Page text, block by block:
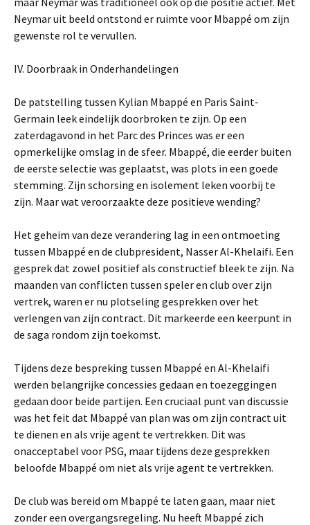
Neymar uit beeld ontstond er ruimte voor Mbappé om zijn
gewenste rol te vervullen.
IV. Doorbraak in Onderhandelingen
De patstelling tussen Kylian Mbappé en Paris Saint-
Germain leek eindelijk doorbroken te zijn. Op een
zaterdagavond in het Parc des Princes was er een
opmerkelijke omslag in de sfeer. Mbappé, die eerder buiten
de eerste selectie was geplaatst, was plots in een goede
stemming. Zijn schorsing en isolement leken voorbij te
zijn. Maar wat veroorzaakte deze positieve wending?
Het geheim van deze verandering lag in een ontmoeting
tussen Mbappé en de clubpresident, Nasser Al-Khelaifi. Een
gesprek dat zowel positief als constructief bleek te zijn. Na
maanden van conflicten tussen speler en club over zijn
vertrek, waren er nu plotseling gesprekken over het
verlengen van zijn contract. Dit markeerde een keerpunt in
de saga rondom zijn toekomst.
Tijdens deze bespreking tussen Mbappé en Al-Khelaifi
werden belangrijke concessies gedaan en toezeggingen
gedaan door beide partijen. Een cruciaal punt van discussie
was het feit dat Mbappé van plan was om zijn contract uit
te dienen en als vrije agent te vertrekken. Dit was
onacceptabel voor PSG, maar tijdens deze gesprekken
beloofde Mbappé om niet als vrije agent te vertrekken.
De club was bereid om Mbappé te laten gaan, maar niet
zonder een overgangsregeling. Nu heeft Mbappé zich